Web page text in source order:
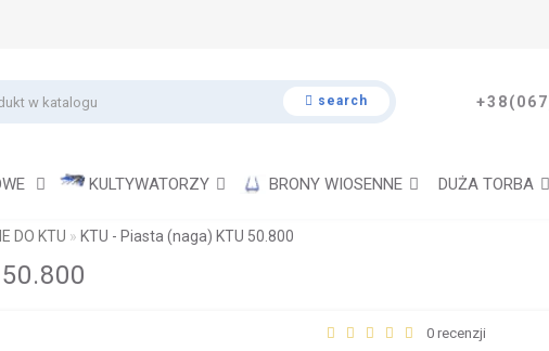
search
KULTYWATORZY BRONY WIOSENNE DUŻA TORBA
DO KTU KTU - Piasta (naga) KTU 50.800
0 recenzji